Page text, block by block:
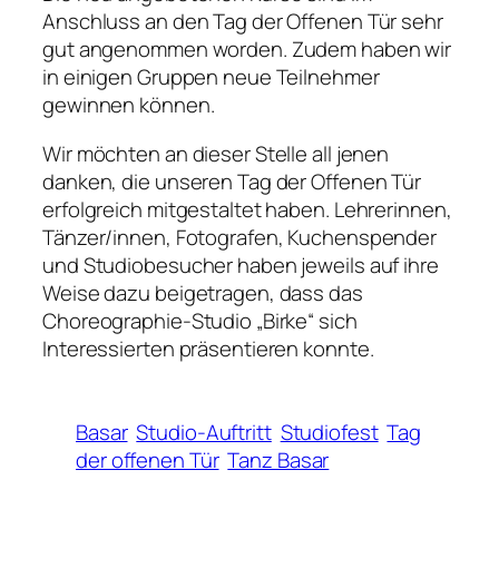
Anschluss an den Tag der Offenen Tür sehr
gut angenommen worden. Zudem haben wir
in einigen Gruppen neue Teilnehmer
gewinnen können.
Wir möchten an dieser Stelle all jenen
danken, die unseren Tag der Offenen Tür
erfolgreich mitgestaltet haben. Lehrerinnen,
Tänzer/innen, Fotografen, Kuchenspender
und Studiobesucher haben jeweils auf ihre
Weise dazu beigetragen, dass das
Choreographie-Studio „Birke“ sich
Interessierten präsentieren konnte.
Basar Studio-Auftritt Studiofest Tag
der offenen Tür Tanz Basar